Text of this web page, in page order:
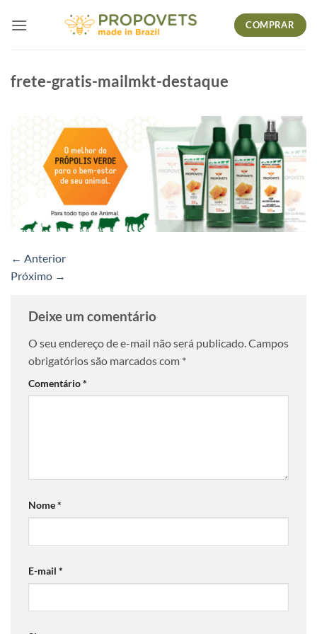
COMPRAR
frete-gratis-mailmkt-destaque
← Anterior
Próximo →
Deixe um comentário
O seu endereço de e-mail não será publicado. Campos
obrigatórios são marcados com *
Comentário*
Nome*
E-mail *